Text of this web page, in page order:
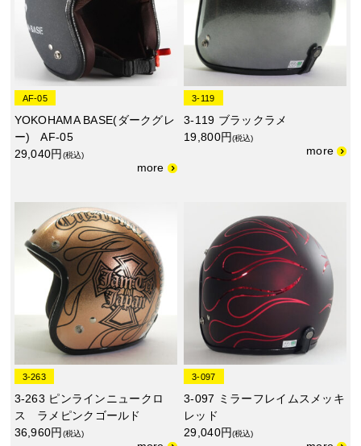
AF-05
YOKOHAMA BASE(ダークグレ
ー) AF-05
29,040円(税込)
3-119
3-119 ブラックラメ
19,800円(税込)
3-263
3-263 ピンラインニュークロ
ス ラメピンクゴールド
36,960円 (税込)
3-097
3-097 ミラーフレイムスメッキ
レッド
29,040円(税込)